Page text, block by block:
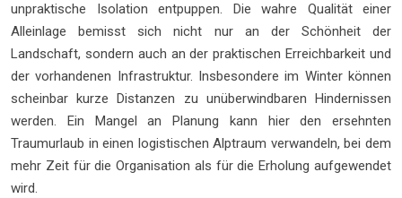
unpraktische Isolation entpuppen. Die wahre Qualität einer
Alleinlage bemisst sich nicht nur an der Schönheit der
Landschaft, sondern auch an der praktischen Erreichbarkeit und
der vorhandenen Infrastruktur. Insbesondere im Winter können
scheinbar kurze Distanzen zu unüberwindbaren Hindernissen
werden. Ein Mangel an Planung kann hier den ersehnten
Traumurlaub in einen logistischen Alptraum verwandeln, bei dem
mehr Zeit für die Organisation als für die Erholung aufgewendet
wird.